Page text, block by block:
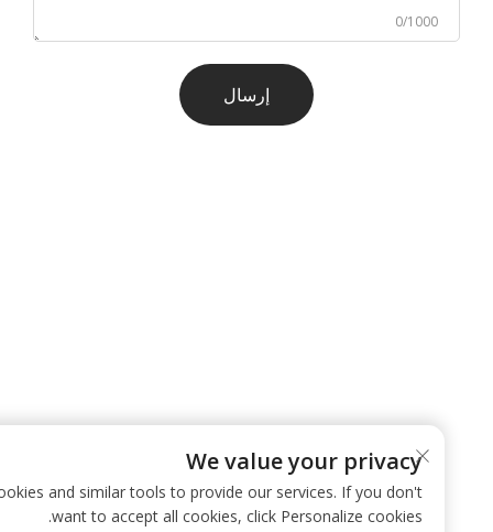
إرسال
We value your privacy
use cookies and similar tools to provide our services. If you don't
want to accept all cookies, click Personalize cookies.